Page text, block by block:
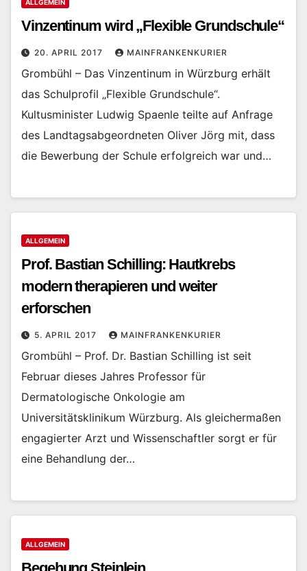
ALLGEMEIN
Vinzentinum wird „Flexible Grundschule“
20. APRIL 2017 MAINFRANKENKURIER
Grombühl – Das Vinzentinum in Würzburg erhält
das Schulprofil „Flexible Grundschule“.
Kultusminister Ludwig Spaenle teilte auf Anfrage
des Landtagsabgeordneten Oliver Jörg mit, dass
die Bewerbung der Schule erfolgreich war und…
ALLGEMEIN
Prof. Bastian Schilling: Hautkrebs
modern therapieren und weiter
erforschen
5. APRIL 2017 MAINFRANKENKURIER
Grombühl – Prof. Dr. Bastian Schilling ist seit
Februar dieses Jahres Professor für
Dermatologische Onkologie am
Universitätsklinikum Würzburg. Als gleichermaßen
engagierter Arzt und Wissenschaftler sorgt er für
eine Behandlung der…
ALLGEMEIN